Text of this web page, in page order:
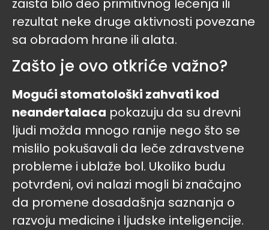
zaista bilo deo primitivnog lečenja ili
rezultat neke druge aktivnosti povezane
sa obradom hrane ili alata.
Zašto je ovo otkriće važno?
Mogući stomatološki zahvati kod
neandertalaca pokazuju da su drevni
ljudi možda mnogo ranije nego što se
mislilo pokušavali da leče zdravstvene
probleme i ublaže bol. Ukoliko budu
potvrđeni, ovi nalazi mogli bi značajno
da promene dosadašnja saznanja o
razvoju medicine i ljudske inteligencije.